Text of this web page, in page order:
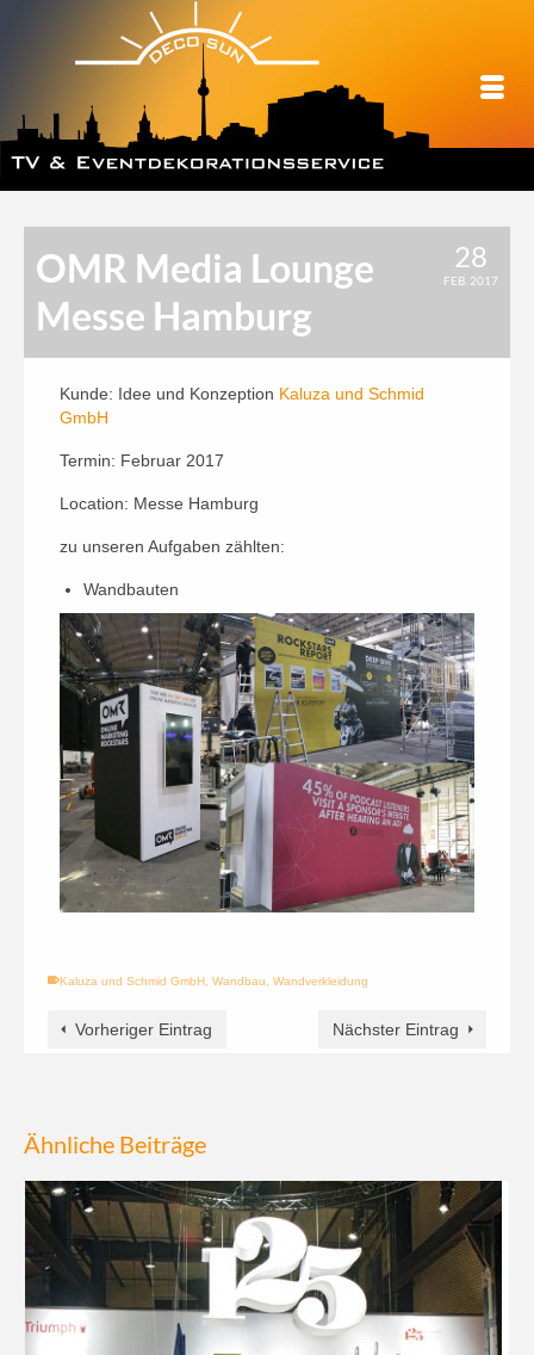
28
FEB. 2017
OMR Media Lounge
Messe Hamburg
Kunde: Idee und Konzeption Kaluza und Schmid
GmbH
Termin: Februar 2017
Location: Messe Hamburg
zu unseren Aufgaben zählten:
Wandbauten
Kaluza und Schmid GmbH, Wandbau, Wandverkleidung
Vorheriger Eintrag Nächster Eintrag
Ähnliche Beiträge